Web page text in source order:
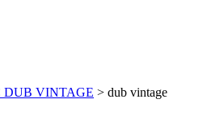
DUB VINTAGE > dub vintage